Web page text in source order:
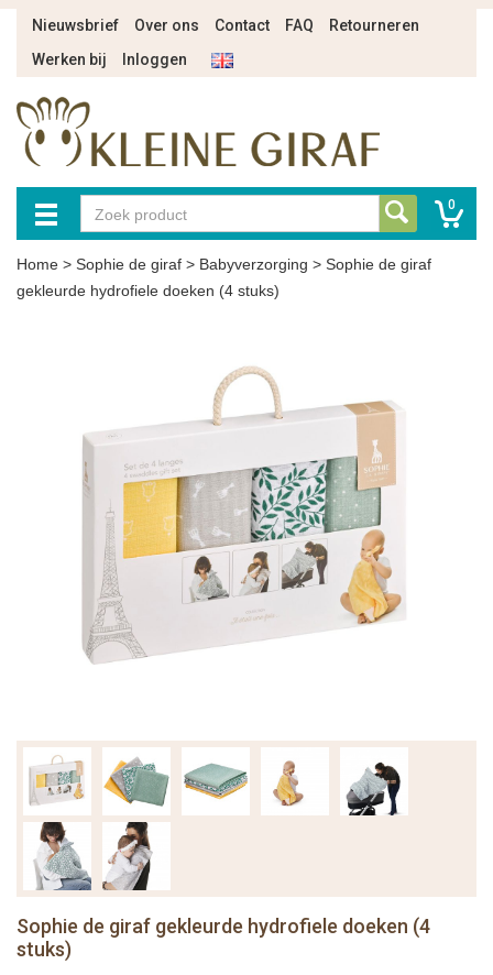
Nieuwsbrief Over ons Contact FAQ
Retourneren
Werken bij
Inloggen
0
Home > Sophie de giraf > Babyverzorging > Sophie de giraf
gekleurde hydrofiele doeken (4 stuks)
Sophie de giraf gekleurde hydrofiele doeken (4
stuks)